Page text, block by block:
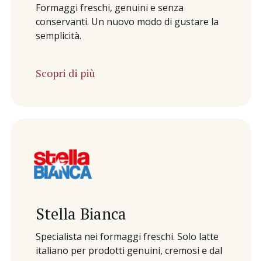
Formaggi freschi, genuini e senza
conservanti. Un nuovo modo di gustare la
semplicità.
Scopri di più
Stella Bianca
Specialista nei formaggi freschi. Solo latte
italiano per prodotti genuini, cremosi e dal